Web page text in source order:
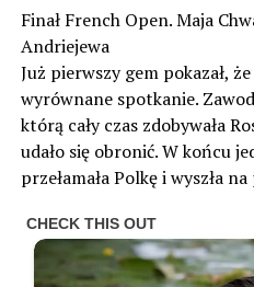
Finał French Open. Maja
Andriejewa
Już pierwszy gem pokazał,
wyrównane spotkanie.
którą cały czas zdobywała
udało się obronić. W końcu
przełamała Polkę i wyszła